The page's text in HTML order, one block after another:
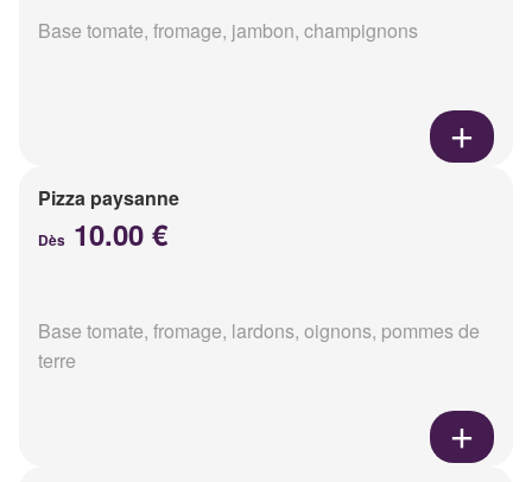
Base tomate, fromage, jambon, champignons
Pizza paysanne
Dès 10.00 €
Base tomate, fromage, lardons, oignons, pommes de
terre